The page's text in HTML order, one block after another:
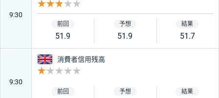
9:30
51.9 51.9 51.7
9:30
イギリス
消費者信用残高